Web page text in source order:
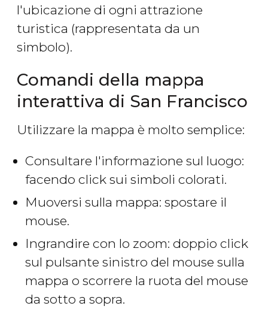
l'ubicazione di ogni attrazione
turistica (rappresentata da un
simbolo).
Comandi della mappa
interattiva di San Francisco
Utilizzare la mappa è molto semplice:
Consultare l'informazione sul luogo:
facendo click sui simboli colorati.
Muoversi sulla mappa: spostare il
mouse.
Ingrandire con lo zoom: doppio click
sul pulsante sinistro del mouse sulla
mappa o scorrere la ruota del mouse
da sotto a sopra.